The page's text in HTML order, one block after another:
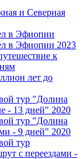
и Северная
в Эфиопии
в Эфиопии 2023
к
лет до
тур "Долина
- 13 дней" 2020
тур "Долина
- 9 дней" 2020
тур
с переездами -